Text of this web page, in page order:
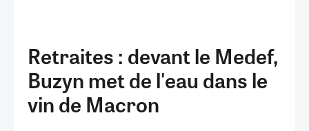
Retraites : devant le Medef,
Buzyn met de l'eau dans le
vin de Macron